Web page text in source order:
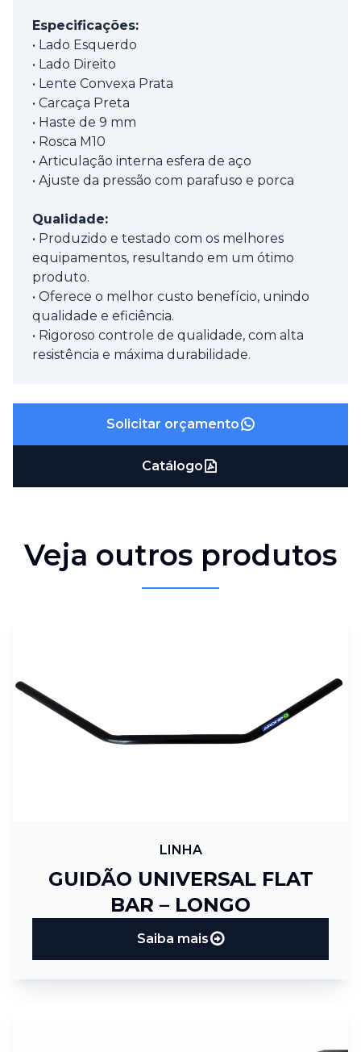
Especificações:
• Lado Esquerdo
• Lado Direito
• Lente Convexa Prata
• Carcaça Preta
• Haste de 9 mm
• Rosca M10
• Articulação interna esfera de aço
• Ajuste da pressão com parafuso e porca
Qualidade:
• Produzido e testado com os melhores
equipamentos, resultando em um ótimo
produto.
• Oferece o melhor custo benefício, unindo
qualidade e eficiência.
• Rigoroso controle de qualidade, com alta
resistência e máxima durabilidade.
Solicitar orçamento
Catálogo
Veja outros produtos
LINHA
GUIDÃO UNIVERSAL FLAT
BAR – LONGO
Saiba mais